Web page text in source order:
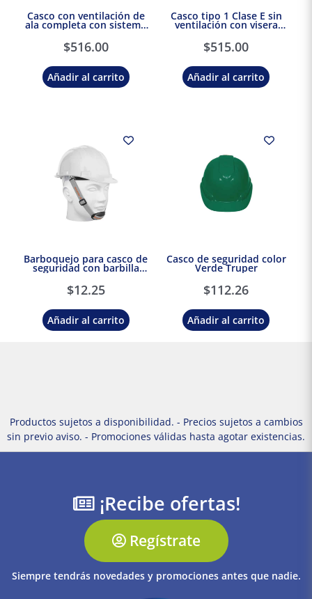
Casco con ventilación de
ala completa con sistema
de accesorios BOLT™ Tipo
1 clase C | Milwaukee
$516.00
Añadir al carrito
Casco tipo 1 Clase E sin
ventilación con visera
Milwaukee
$515.00
Añadir al carrito
Barboquejo para casco de
seguridad con barbilla
$12.25
Añadir al carrito
Casco de seguridad color
Verde Truper
$112.26
Añadir al carrito
Productos sujetos a disponibilidad. - Precios sujetos a cambios
sin previo aviso. - Promociones válidas hasta agotar existencias.
¡Recibe ofertas!
Regístrate
Siempre tendrás novedades y promociones antes que nadie.